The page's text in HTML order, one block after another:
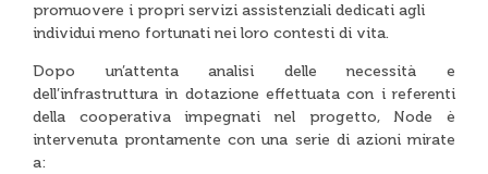
promuovere i propri servizi assistenziali dedicati agli
individui meno fortunati nei loro contesti di vita.
Dopo un’attenta analisi delle necessità e
dell’infrastruttura in dotazione effettuata con i referenti
della cooperativa impegnati nel progetto, Node è
intervenuta prontamente con una serie di azioni mirate
a: